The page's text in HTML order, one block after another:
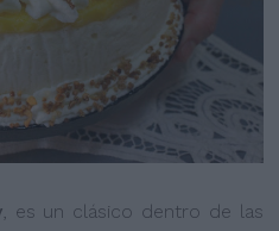
, es un clásico dentro de las